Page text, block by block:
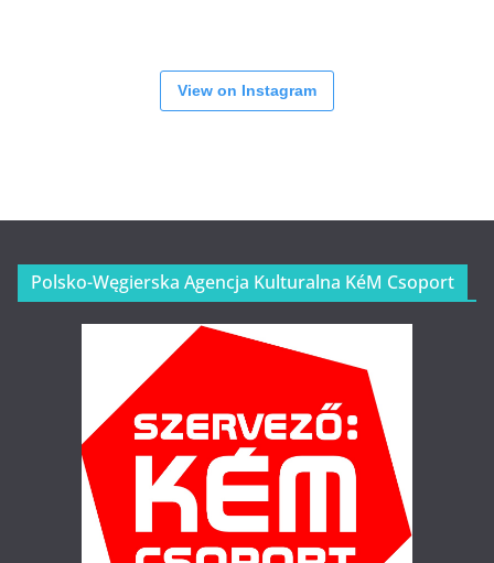
View on Instagram
Polsko-Węgierska Agencja Kulturalna KéM Csoport